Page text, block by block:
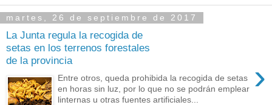
martes, 26 de septiembre de 2017
La Junta regula la recogida de
setas en los terrenos forestales
de la provincia
›
Entre otros, queda prohibida la recogida de setas
en horas sin luz, por lo que no se podrán emplear
linternas u otras fuentes artificiales...